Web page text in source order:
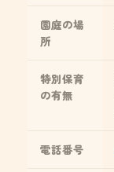
園庭の場
所
特別保育
の有無
電話番号